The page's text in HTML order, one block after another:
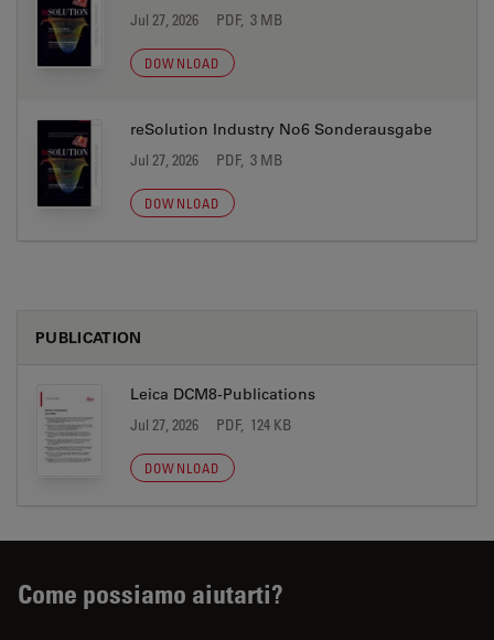
Jul 27, 2026 PDF, 3 MB
DOWNLOAD
reSolution Industry No6 Sonderausgabe
Jul 27, 2026 PDF, 3 MB
DOWNLOAD
PUBLICATION
Leica DCM8-Publications
Jul 27, 2026 PDF, 124 KB
DOWNLOAD
Come possiamo aiutarti?